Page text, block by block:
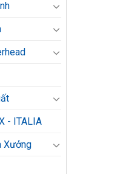
- ITALIA
Xưởng